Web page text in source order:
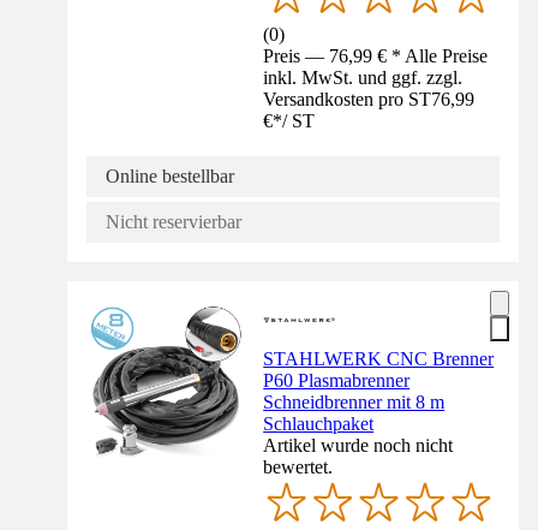
(0)
Preis — 76,99 € * Alle Preise
inkl. MwSt. und ggf. zzgl.
Versandkosten pro ST76,99
€*/ ST
Online bestellbar
Nicht reservierbar
STAHLWERK CNC Brenner
P60 Plasmabrenner
Schneidbrenner mit 8 m
Schlauchpaket
Artikel wurde noch nicht
bewertet.